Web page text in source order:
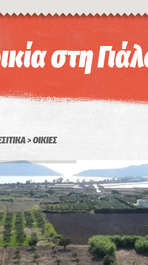
στη
ΟΙΚΙΕΣ